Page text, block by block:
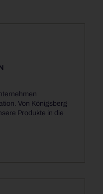
Von Königsberg
Produkte in die